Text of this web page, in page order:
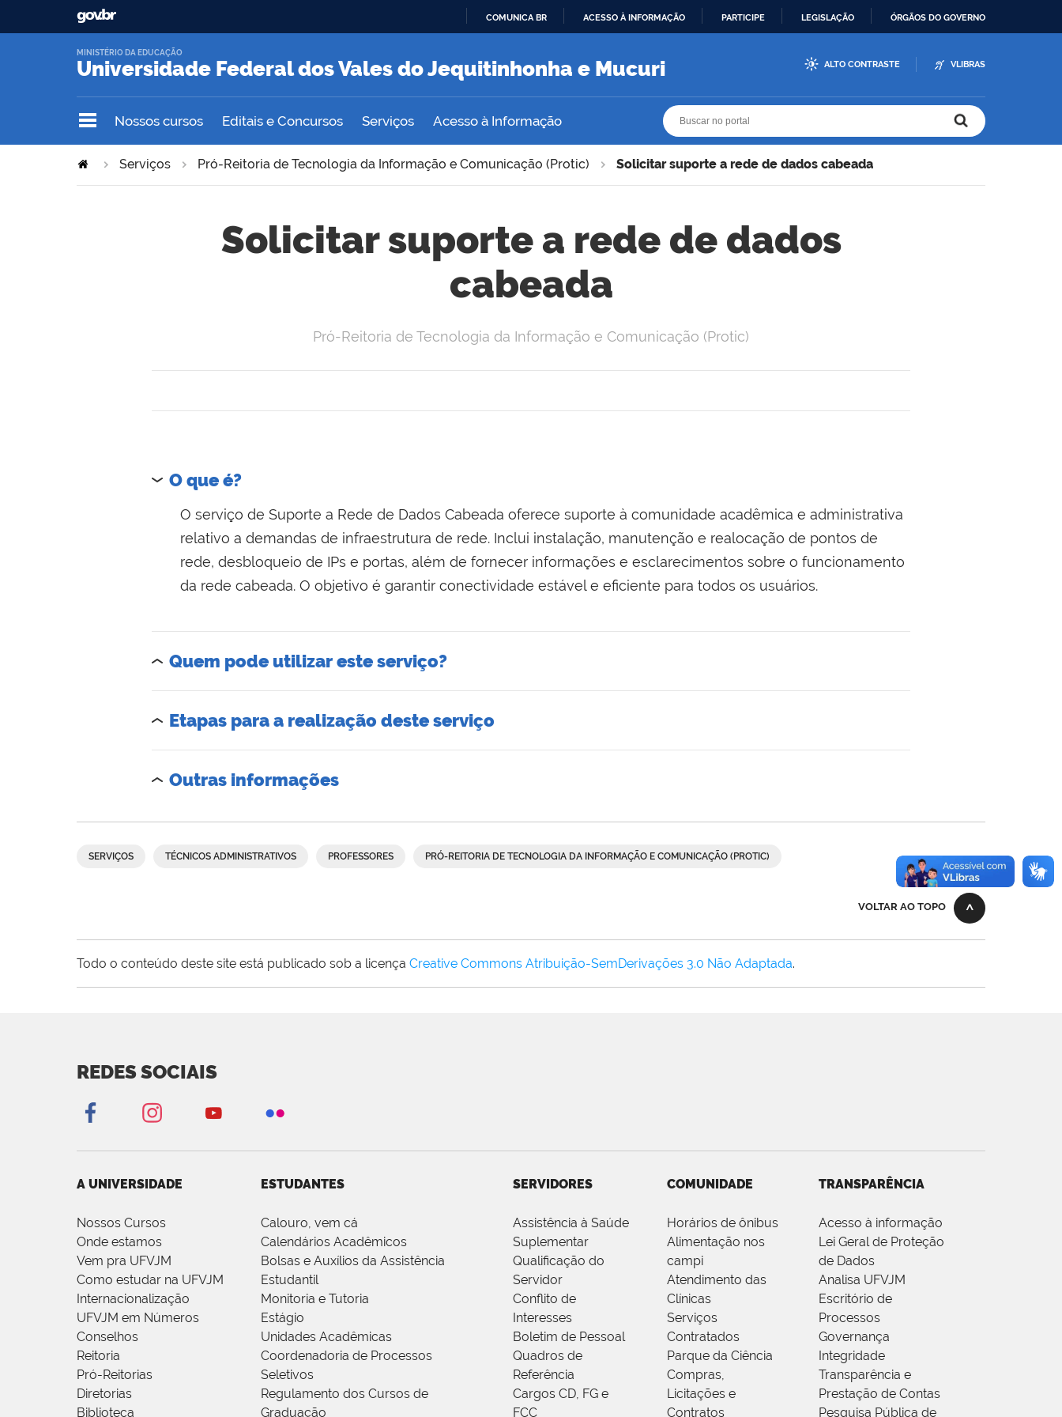
O
COMUNICA BR ACESSO À INFORMAÇÃO PARTICIPE LEGISLAÇÃO ÓRGÃOS DO GOVERNO
Universidade Federal dos Vales do Jequitinhonha e Mucuri
MINISTÉRIO DA EDUCAÇÃO
ALTO CONTRASTE VLIBRAS
Nossos cursos Editais e Concursos Serviços Acesso à Informação
Serviços Pró-Reitoria de Tecnologia da Informação e Comunicação (Protic) Solicitar suporte a rede de dados cabeada
Solicitar suporte a rede de dados
cabeada
Pró-Reitoria de Tecnologia da Informação e Comunicação (Protic)
O que é?
O serviço de Suporte a Rede de Dados Cabeada oferece suporte à comunidade acadêmica e administrativa
relativo a demandas de infraestrutura de rede. Inclui instalação, manutenção e realocação de pontos de
rede, desbloqueio de IPs e portas, além de fornecer informações e esclarecimentos sobre o funcionamento
da rede cabeada. O objetivo é garantir conectividade estável e eficiente para todos os usuários.
Quem pode utilizar este serviço?
Etapas para a realização deste serviço
Outras informações
SERVIÇOS TÉCNICOS ADMINISTRATIVOS PROFESSORES PRÓ-REITORIA DE TECNOLOGIA DA INFORMAÇÃO E COMUNICAÇÃO (PROTIC)
VOLTAR AO TOPO
Todo o conteúdo deste site está publicado sob a licença Creative Commons Atribuição-SemDerivações 3.0 Não Adaptada.
REDES SOCIAIS
A UNIVERSIDADE
Nossos Cursos
Onde estamos
Vem pra UFVJM
Como estudar na UFVJM
Internacionalização
UFVJM em Números
Conselhos
Reitoria
Pró-Reitorias
Diretorias
Biblioteca
ESTUDANTES
Calouro, vem cá
Calendários Acadêmicos
Bolsas e Auxílios da Assistência
Estudantil
Monitoria e Tutoria
Estágio
Unidades Acadêmicas
Coordenadoria de Processos
Seletivos
Regulamento dos Cursos de
Graduação
SERVIDORES
Assistência à Saúde
Suplementar
Qualificação do
Servidor
Conflito de
Interesses
Boletim de Pessoal
Quadros de
Referência
Cargos CD, FG e
FCC
COMUNIDADE
Horários de ônibus
Alimentação nos
campi
Atendimento das
Clínicas
Serviços
Contratados
Parque da Ciência
Compras,
Licitações e
Contratos
TRANSPARÊNCIA
Acesso à informação
Lei Geral de Proteção
de Dados
Analisa UFVJM
Escritório de
Processos
Governança
Integridade
Transparência e
Prestação de Contas
Pesquisa Pública de